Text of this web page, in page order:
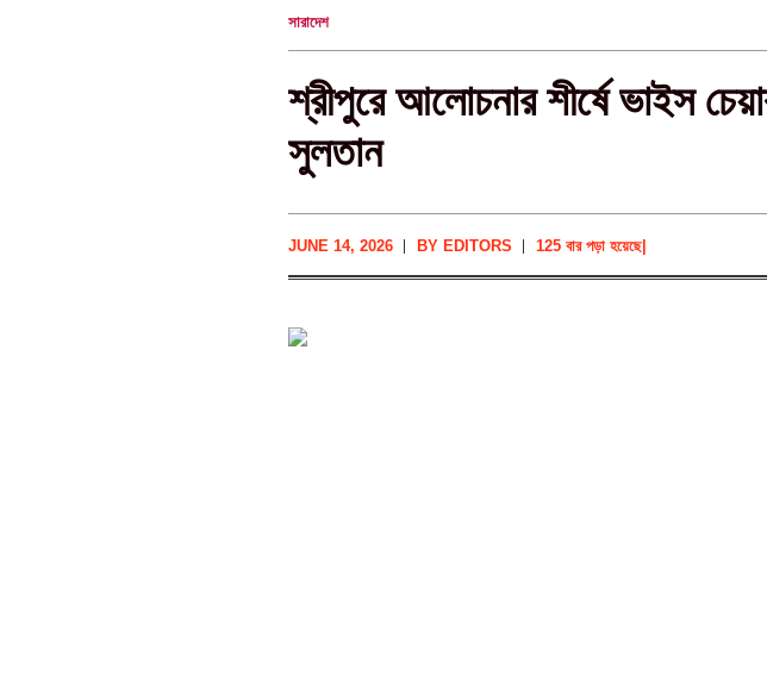
সারাদেশ
শ্রীপুরে আলোচনার শীর্ষে ভাইস
সুলতান
JUNE 14, 2026 BY EDITORS |
125 বার পড়া হয়েছে